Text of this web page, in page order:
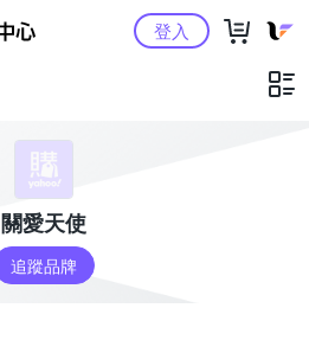
Yahoo購物中心登入
關愛天使
追蹤品牌